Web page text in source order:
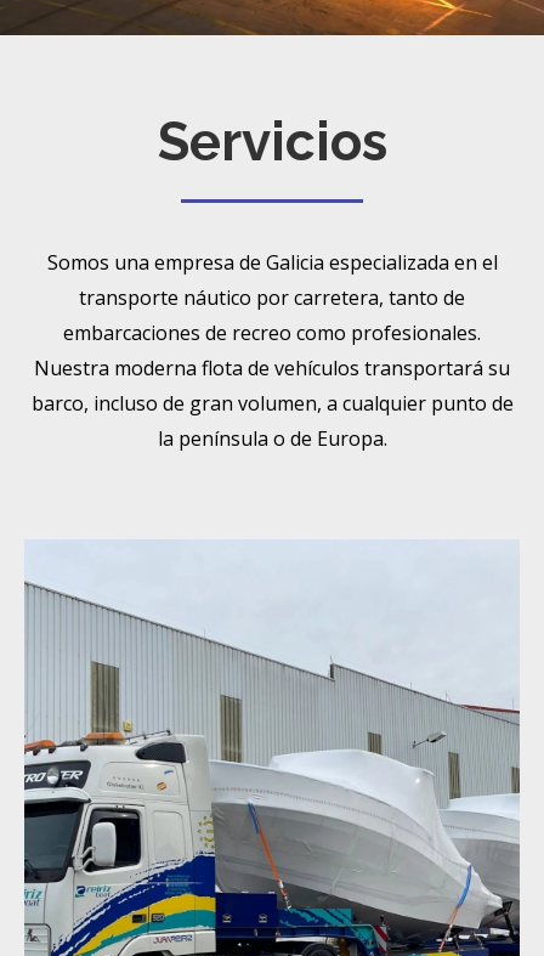
Servicios
Somos una empresa de Galicia especializada en el
transporte náutico por carretera, tanto de
embarcaciones de recreo como profesionales.
Nuestra moderna flota de vehículos transportará su
barco, incluso de gran volumen, a cualquier punto de
la península o de Europa.